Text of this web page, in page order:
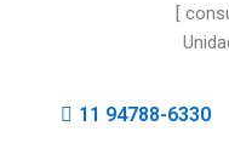
[
11 94788-6330